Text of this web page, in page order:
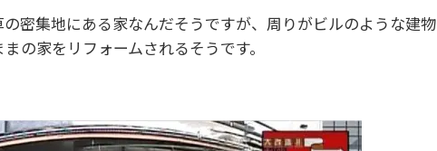
密集地にある家なんだそうですが、周りがビルのような建物
の家をリフォームされるそうです。